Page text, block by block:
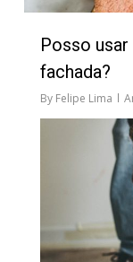
Posso
fachada?
By Felipe Lima